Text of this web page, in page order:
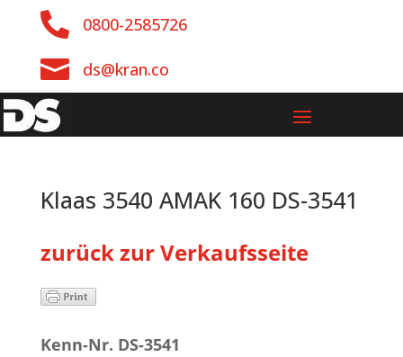
 0800-2585726
 ds@kran.co
Klaas 3540 AMAK 160 DS-3541
zurück zur Verkaufsseite
Kenn-Nr. DS-3541